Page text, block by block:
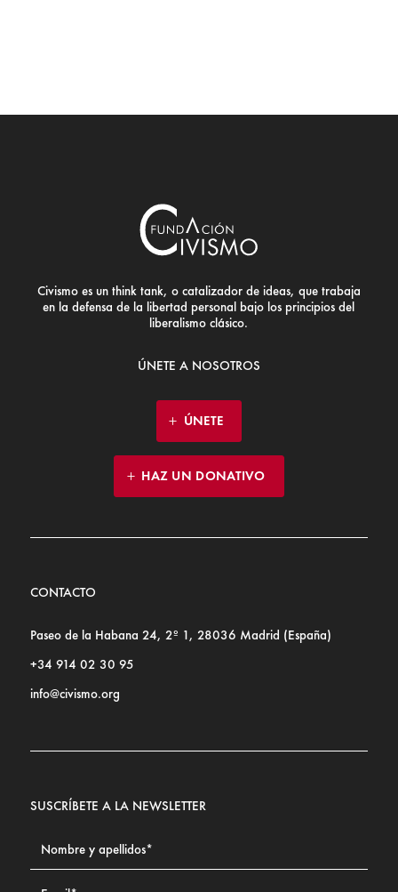
Civismo es un think tank, o catalizador de ideas, que trabaja
en la defensa de la libertad personal bajo los principios del
liberalismo clásico.
ÚNETE A NOSOTROS
ÚNETE
HAZ UN DONATIVO
CONTACTO
Paseo de la Habana 24, 2º 1, 28036 Madrid (España)
+34 914 02 30 95
info@civismo.org
SUSCRÍBETE A LA NEWSLETTER